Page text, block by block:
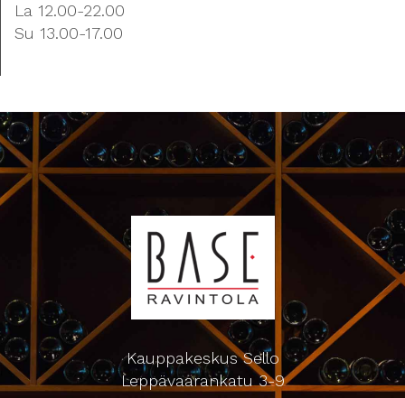
La 12.00-22.00
Su 13.00-17.00
Kauppakeskus Sello
Leppävaarankatu 3-9